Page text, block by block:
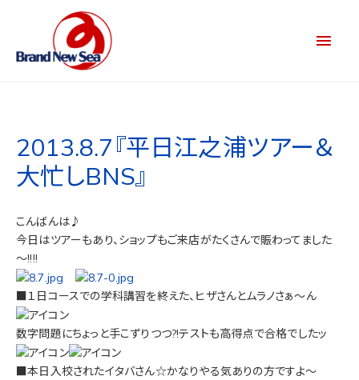
2013.8.7『平日江之浦ツアー＆
大忙しBNS』
こんばんは♪
今日はツアーもあり、ショップもご来店がたくさんで賑わってました
～!!!!
■１日コースでの学科講習を終えた、ヒザさんとムラノさぁ～ん
数字問題にちょっと手こずりつつ?!テストも高得点で合格でしたッ
■本日入校されたイタバさん☆かなりやる気ありの方ですよ～